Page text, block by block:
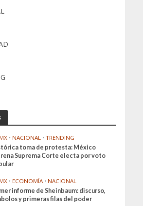
• NACIONAL • TRENDING
toma de protesta: México
Suprema Corte electa por voto
• ECONOMÍA • NACIONAL
informe de Sheinbaum: discurso,
y primeras filas del poder